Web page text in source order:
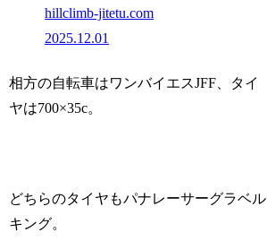
hillclimb-jitetu.com
2025.12.01
相方の自転車はワンバイエスJFF、タイ
ヤは700×35c。
どちらのタイヤもパナレーサーグラベル
キング。